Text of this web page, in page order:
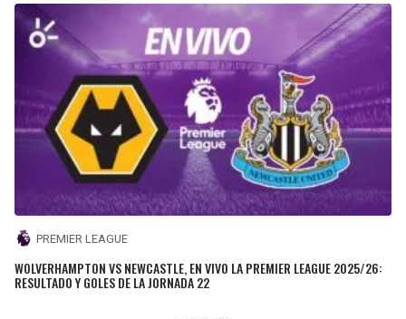
PREMIER LEAGUE
WOLVERHAMPTON VS NEWCASTLE, EN VIVO LA PREMIER LEAGUE 2025/26:
RESULTADO Y GOLES DE LA JORNADA 22